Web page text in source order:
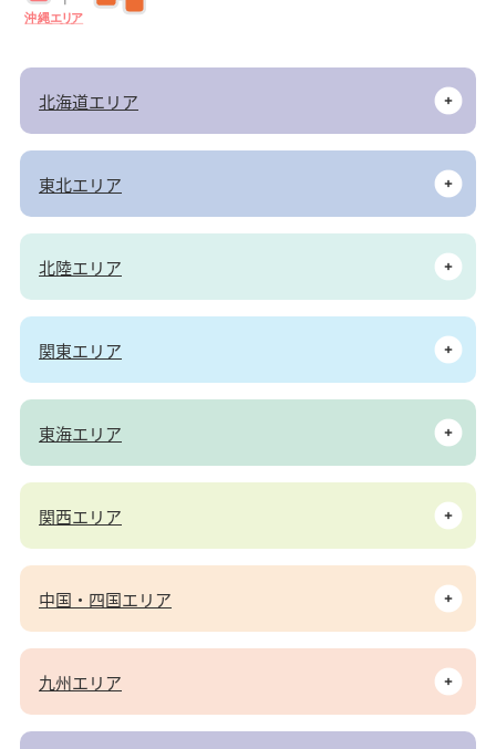
沖縄エリア
北海道エリア
東北エリア
北陸エリア
関東エリア
東海エリア
関西エリア
中国・四国エリア
九州エリア